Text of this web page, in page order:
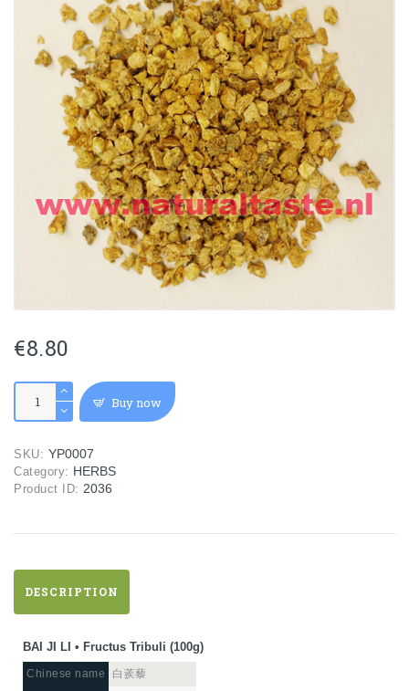
€8.80
LI
Fructus
Tribuli
(100g)
Buy now
SKU: YP0007
Category: HERBS
Product ID: 2036
DESCRIPTION
BAI JI LI • Fructus Tribuli (100g)
Chinese name
白蒺藜